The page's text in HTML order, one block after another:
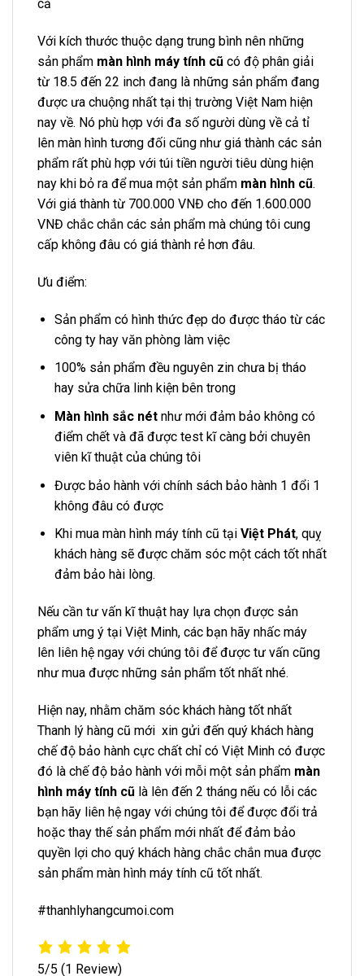
cả
Với kích thước thuộc dạng trung bình nên những
sản phẩm màn hình máy tính cũ có độ phân giải
từ 18.5 đến 22 inch đang là những sản phẩm đang
được ưa chuộng nhất tại thị trường Việt Nam hiện
nay về. Nó phù hợp với đa số người dùng về cả tỉ
lên màn hình tương đối cũng như giá thành các sản
phẩm rất phù hợp với túi tiền người tiêu dùng hiện
nay khi bỏ ra để mua một sản phẩm màn hình cũ.
Với giá thành từ 700.000 VNĐ cho đến 1.600.000
VNĐ chắc chắn các sản phẩm mà chúng tôi cung
cấp không đâu có giá thành rẻ hơn đâu.
Ưu điểm:
Sản phẩm có hình thức đẹp do được tháo từ các
công ty hay văn phòng làm việc
100% sản phẩm đều nguyên zin chưa bị tháo
hay sửa chữa linh kiện bên trong
Màn hình sắc nétnhư mới đảm bảo không có
điểm chết và đã được test kĩ càng bởi chuyên
viên kĩ thuật của chúng tôi
Được bảo hành với chính sách bảo hành 1 đổi 1
không đâu có được
Khi mua màn hình máy tính cũ tại Việt Phát, quỵ
khách hàng sẽ được chăm sóc một cách tốt nhất
đảm bảo hài lòng.
Nếu cần tư vấn kĩ thuật hay lựa chọn được sản
phẩm ưng ý tại Việt Minh, các bạn hãy nhấc máy
lên liên hệ ngay với chúng tôi để được tư vấn cũng
như mua được những sản phẩm tốt nhất nhé.
Hiện nay, nhằm chăm sóc khách hàng tốt nhất
Thanh lý hàng cũ mới xin gửi đến quý khách hàng
chế độ bảo hành cực chất chỉ có Việt Minh có được
đó là chế độ bảo hành với mỗi một sản phẩm màn
hình máy tính cũ là lên đến 2 tháng nếu có lỗi các
bạn hãy liên hệ ngay với chúng tôi để được đổi trả
hoặc thay thế sản phẩm mới nhất để đảm bảo
quyền lợi cho quý khách hàng chắc chắn mua được
sản phẩm màn hình máy tính cũ tốt nhất.
#thanhlyhangcumoi.com
5/5 (1 Review)